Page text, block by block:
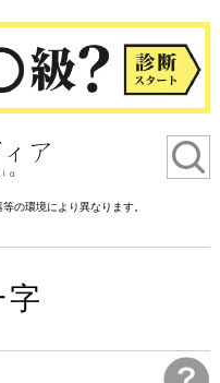
の環境により異なります。
字